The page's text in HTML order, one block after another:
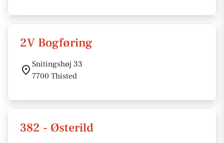
2V Bogføring
Snitingshøj 33
7700 Thisted
382 - Østerild